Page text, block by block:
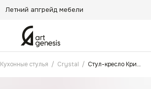
Летний апгрейд мебели
Кухонные стулья / Crystal / Стул-кресло Кристалл Бежевый с поворотным механизмом и пружинным блоком, Ножки капучино